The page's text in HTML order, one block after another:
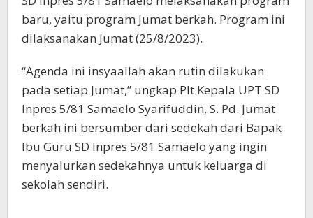
baru, yaitu program Jumat berkah. Program ini
dilaksanakan Jumat (25/8/2023).
“Agenda ini insyaallah akan rutin dilakukan
pada setiap Jumat,” ungkap Plt Kepala UPT SD
Inpres 5/81 Samaelo Syarifuddin, S. Pd. Jumat
berkah ini bersumber dari sedekah dari Bapak
Ibu Guru SD Inpres 5/81 Samaelo yang ingin
menyalurkan sedekahnya untuk keluarga di
sekolah sendiri.